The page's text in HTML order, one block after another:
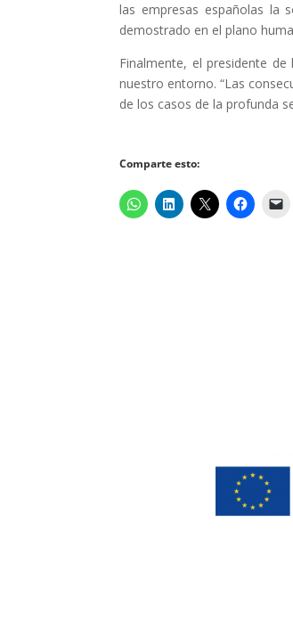
las empresas españolas la
demostrado en el plano
Finalmente, el presidente
nuestro entorno. “Las
de los casos de la profunda
Comparte esto: